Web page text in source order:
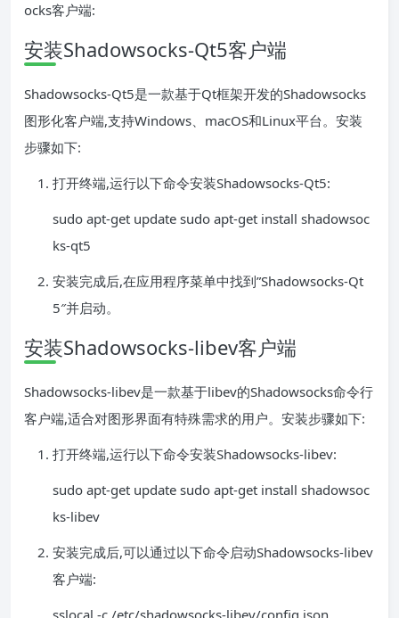
ocks客户端:
安装Shadowsocks-Qt5客户端
Shadowsocks-Qt5是一款基于Qt框架开发的Shadowsocks
图形化客户端,支持Windows、macOS和Linux平台。安装
步骤如下:
打开终端,运行以下命令安装Shadowsocks-Qt5:
sudo apt-get update sudo apt-get install shadowsoc
ks-qt5
安装完成后,在应用程序菜单中找到”Shadowsocks-Qt
5″并启动。
安装Shadowsocks-libev客户端
Shadowsocks-libev是一款基于libev的Shadowsocks命令行
客户端,适合对图形界面有特殊需求的用户。安装步骤如下:
打开终端,运行以下命令安装Shadowsocks-libev:
sudo apt-get update sudo apt-get install shadowsoc
ks-libev
安装完成后,可以通过以下命令启动Shadowsocks-libev
客户端: